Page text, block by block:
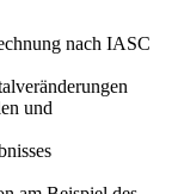
nach IASC
und